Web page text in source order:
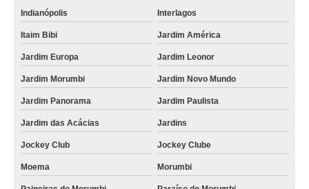
Indianópolis Interlagos
Itaim Bibi Jardim América
Jardim Europa Jardim Leonor
Jardim Morumbi Jardim Novo Mundo
Jardim Panorama Jardim Paulista
Jardim das Acácias Jardins
Jockey Club Jockey Clube
Moema Morumbi